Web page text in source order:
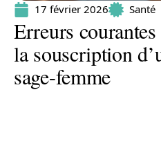
17 février 2026 Santé
Erreurs
la souscription
sage-femme